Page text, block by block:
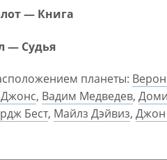
— Книга
— Судья
планеты:
, Вадим Медведев,
Бест, Майлз Дэйвиз, Джон